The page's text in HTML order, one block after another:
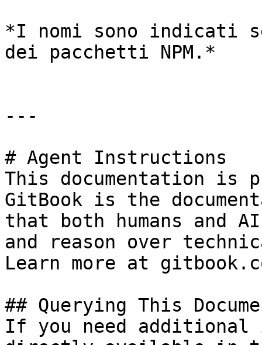
*I nomi sono indicati
dei pacchetti NPM.*
---
# Agent Instructions
This documentation is
GitBook is the
that both humans and
and reason over
Learn more at
## Querying This
If you need